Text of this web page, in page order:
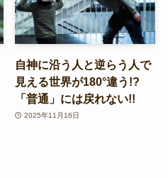
自神に沿う人と逆らう人で
見える世界が180°違う!?
「普通」には戻れない!!
2025年11月16日